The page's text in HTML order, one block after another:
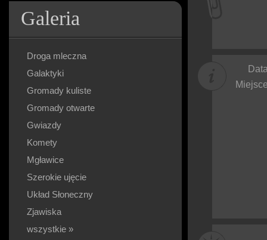
Galeria
Droga mleczna
Galaktyki
Gromady kuliste
Gromady otwarte
Gwiazdy
Komety
Mgławice
Szerokie ujęcie
Układ Słoneczny
Zjawiska
wszystkie »